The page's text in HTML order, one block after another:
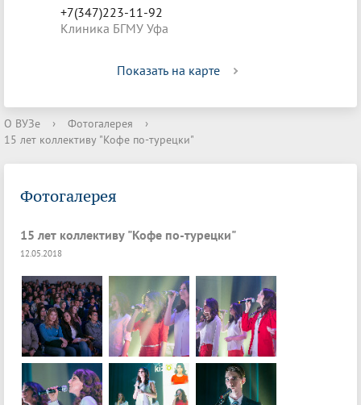
+7(347)223-11-92
Клиника БГМУ Уфа
Показать на карте
О ВУЗе › Фотогалерея
›
15 лет коллективу "Кофе по-турецки"
Фотогалерея
15 лет коллективу "Кофе по-турецки"
12.05.2018